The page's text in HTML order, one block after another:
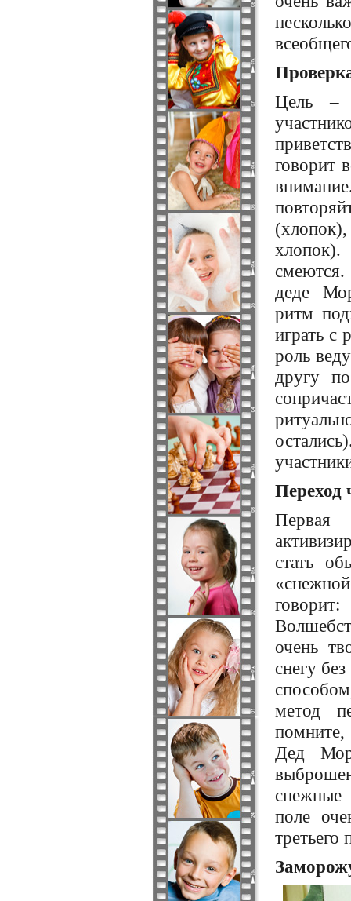
Цель –
говорит
деде
ритм
играть с
роль
другу
Переход
Первая
стать
очень
снегу
метод
помните,
Дед
снежные
поле
третьего